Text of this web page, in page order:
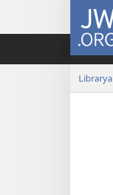
JW.ORG
Librarya